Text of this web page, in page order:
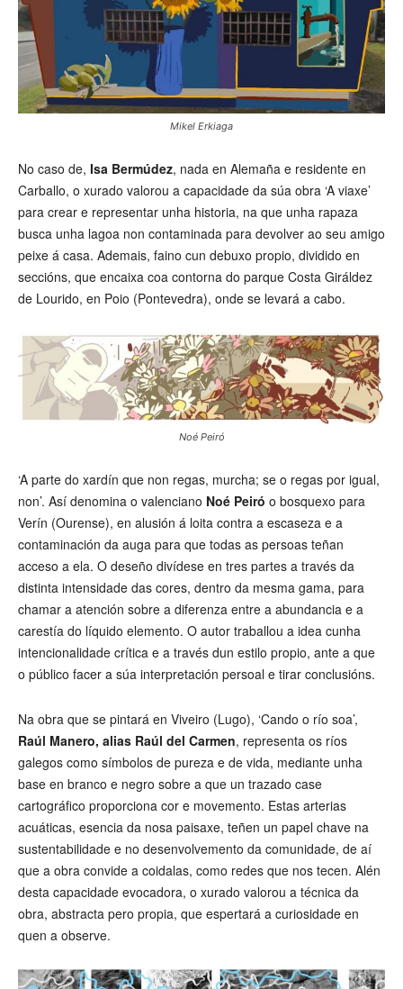
Mikel Erkiaga
No caso de, Isa Bermúdez, nada en Alemaña e residente en
Carballo, o xurado valorou a capacidade da súa obra ‘A viaxe’
para crear e representar unha historia, na que unha rapaza
busca unha lagoa non contaminada para devolver ao seu amigo
peixe á casa. Ademais, faino cun debuxo propio, dividido en
seccións, que encaixa coa contorna do parque Costa Giráldez
de Lourido, en Poio (Pontevedra), onde se levará a cabo.
Noé Peiró
‘A parte do xardín que non regas, murcha; se o regas por igual,
non’. Así denomina o valenciano Noé Peiró o bosquexo para
Verín (Ourense), en alusión á loita contra a escaseza e a
contaminación da auga para que todas as persoas teñan
acceso a ela. O deseño divídese en tres partes a través da
distinta intensidade das cores, dentro da mesma gama, para
chamar a atención sobre a diferenza entre a abundancia e a
carestía do líquido elemento. O autor traballou a idea cunha
intencionalidade crítica e a través dun estilo propio, ante a que
o público facer a súa interpretación persoal e tirar conclusións.
Na obra que se pintará en Viveiro (Lugo), ‘Cando o río soa’,
Raúl Manero, alias Raúl del Carmen, representa os ríos
galegos como símbolos de pureza e de vida, mediante unha
base en branco e negro sobre a que un trazado case
cartográfico proporciona cor e movemento. Estas arterias
acuáticas, esencia da nosa paisaxe, teñen un papel chave na
sustentabilidade e no desenvolvemento da comunidade, de aí
que a obra convide a coidalas, como redes que nos tecen. Alén
desta capacidade evocadora, o xurado valorou a técnica da
obra, abstracta pero propia, que espertará a curiosidade en
quen a observe.